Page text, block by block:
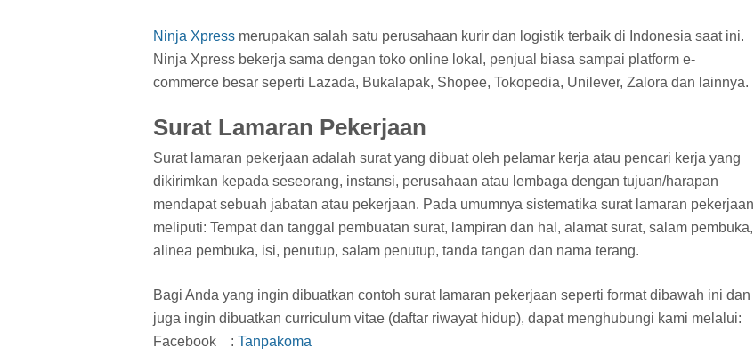
Ninja Xpress merupakan salah satu perusahaan kurir dan logistik terbaik di Indonesia saat ini.
Ninja Xpress bekerja sama dengan toko online lokal, penjual biasa sampai platform e-
commerce besar seperti Lazada, Bukalapak, Shopee, Tokopedia, Unilever, Zalora dan lainnya.
Surat Lamaran Pekerjaan
Surat lamaran pekerjaan adalah surat yang dibuat oleh pelamar kerja atau pencari kerja yang
dikirimkan kepada seseorang, instansi, perusahaan atau lembaga dengan tujuan/harapan
mendapat sebuah jabatan atau pekerjaan. Pada umumnya sistematika surat lamaran pekerjaan
meliputi: Tempat dan tanggal pembuatan surat, lampiran dan hal, alamat surat, salam pembuka,
alinea pembuka, isi, penutup, salam penutup, tanda tangan dan nama terang.
Bagi Anda yang ingin dibuatkan contoh surat lamaran pekerjaan seperti format dibawah ini dan
juga ingin dibuatkan curriculum vitae (daftar riwayat hidup), dapat menghubungi kami melalui:
Facebook : Tanpakoma